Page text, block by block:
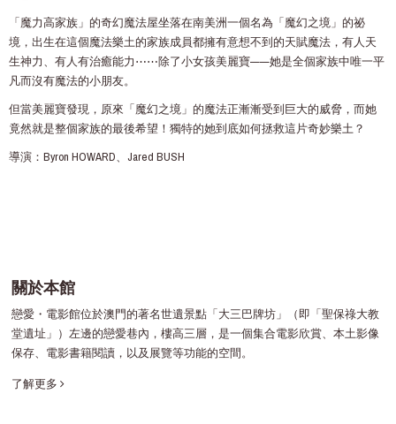
「魔力高家族」的奇幻魔法屋坐落在南美洲一個名為「魔幻之境」的祕
境，出生在這個魔法樂土的家族成員都擁有意想不到的天賦魔法，有人天
生神力、有人有治癒能力⋯⋯除了小女孩美麗寶——她是全個家族中唯一平
凡而沒有魔法的小朋友。
但當美麗寶發現，原來「魔幻之境」的魔法正漸漸受到巨大的威脅，而她
竟然就是整個家族的最後希望！獨特的她到底如何拯救這片奇妙樂土？
導演：Byron HOWARD、Jared BUSH
關於本館
戀愛・電影館位於澳門的著名世遺景點「大三巴牌坊」（即「聖保祿大教
堂遺址」）左邊的戀愛巷內，樓高三層，是一個集合電影欣賞、本土影像
保存、電影書籍閱讀，以及展覽等功能的空間。
了解更多